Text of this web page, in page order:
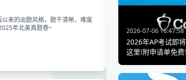
来的出题风格，题干清晰，难度
年北美真题卷~
2026-07-06 16:47:58
2026年AP考试即
这里!附申请单免费